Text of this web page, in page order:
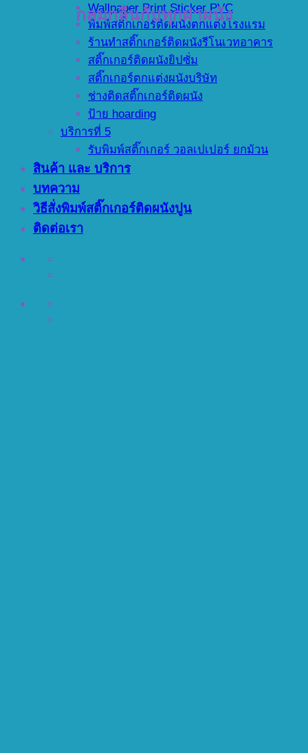
Wallpaper Print Sticker PVC
พิมพ์สติ๊กเกอร์ติดผนังตกแต่งโรงแรม
ร้านทำสติ๊กเกอร์ติดผนังรีโนเวทอาคาร
สติ๊กเกอร์ติดผนังยิปซั่ม
สติ๊กเกอร์ตกแต่งผนังบริษัท
ช่างติดสติ๊กเกอร์ติดผนัง
ป้าย hoarding
บริการที่ 5
รับพิมพ์สติ๊กเกอร์ วอลเปเปอร์ ยกม้วน
สินค้า และ บริการ
บทความ
วิธีสั่งพิมพ์สติ๊กเกอร์ติดผนังปูน
ติดต่อเรา
กลมกลืนกับทุกฝาผนัง